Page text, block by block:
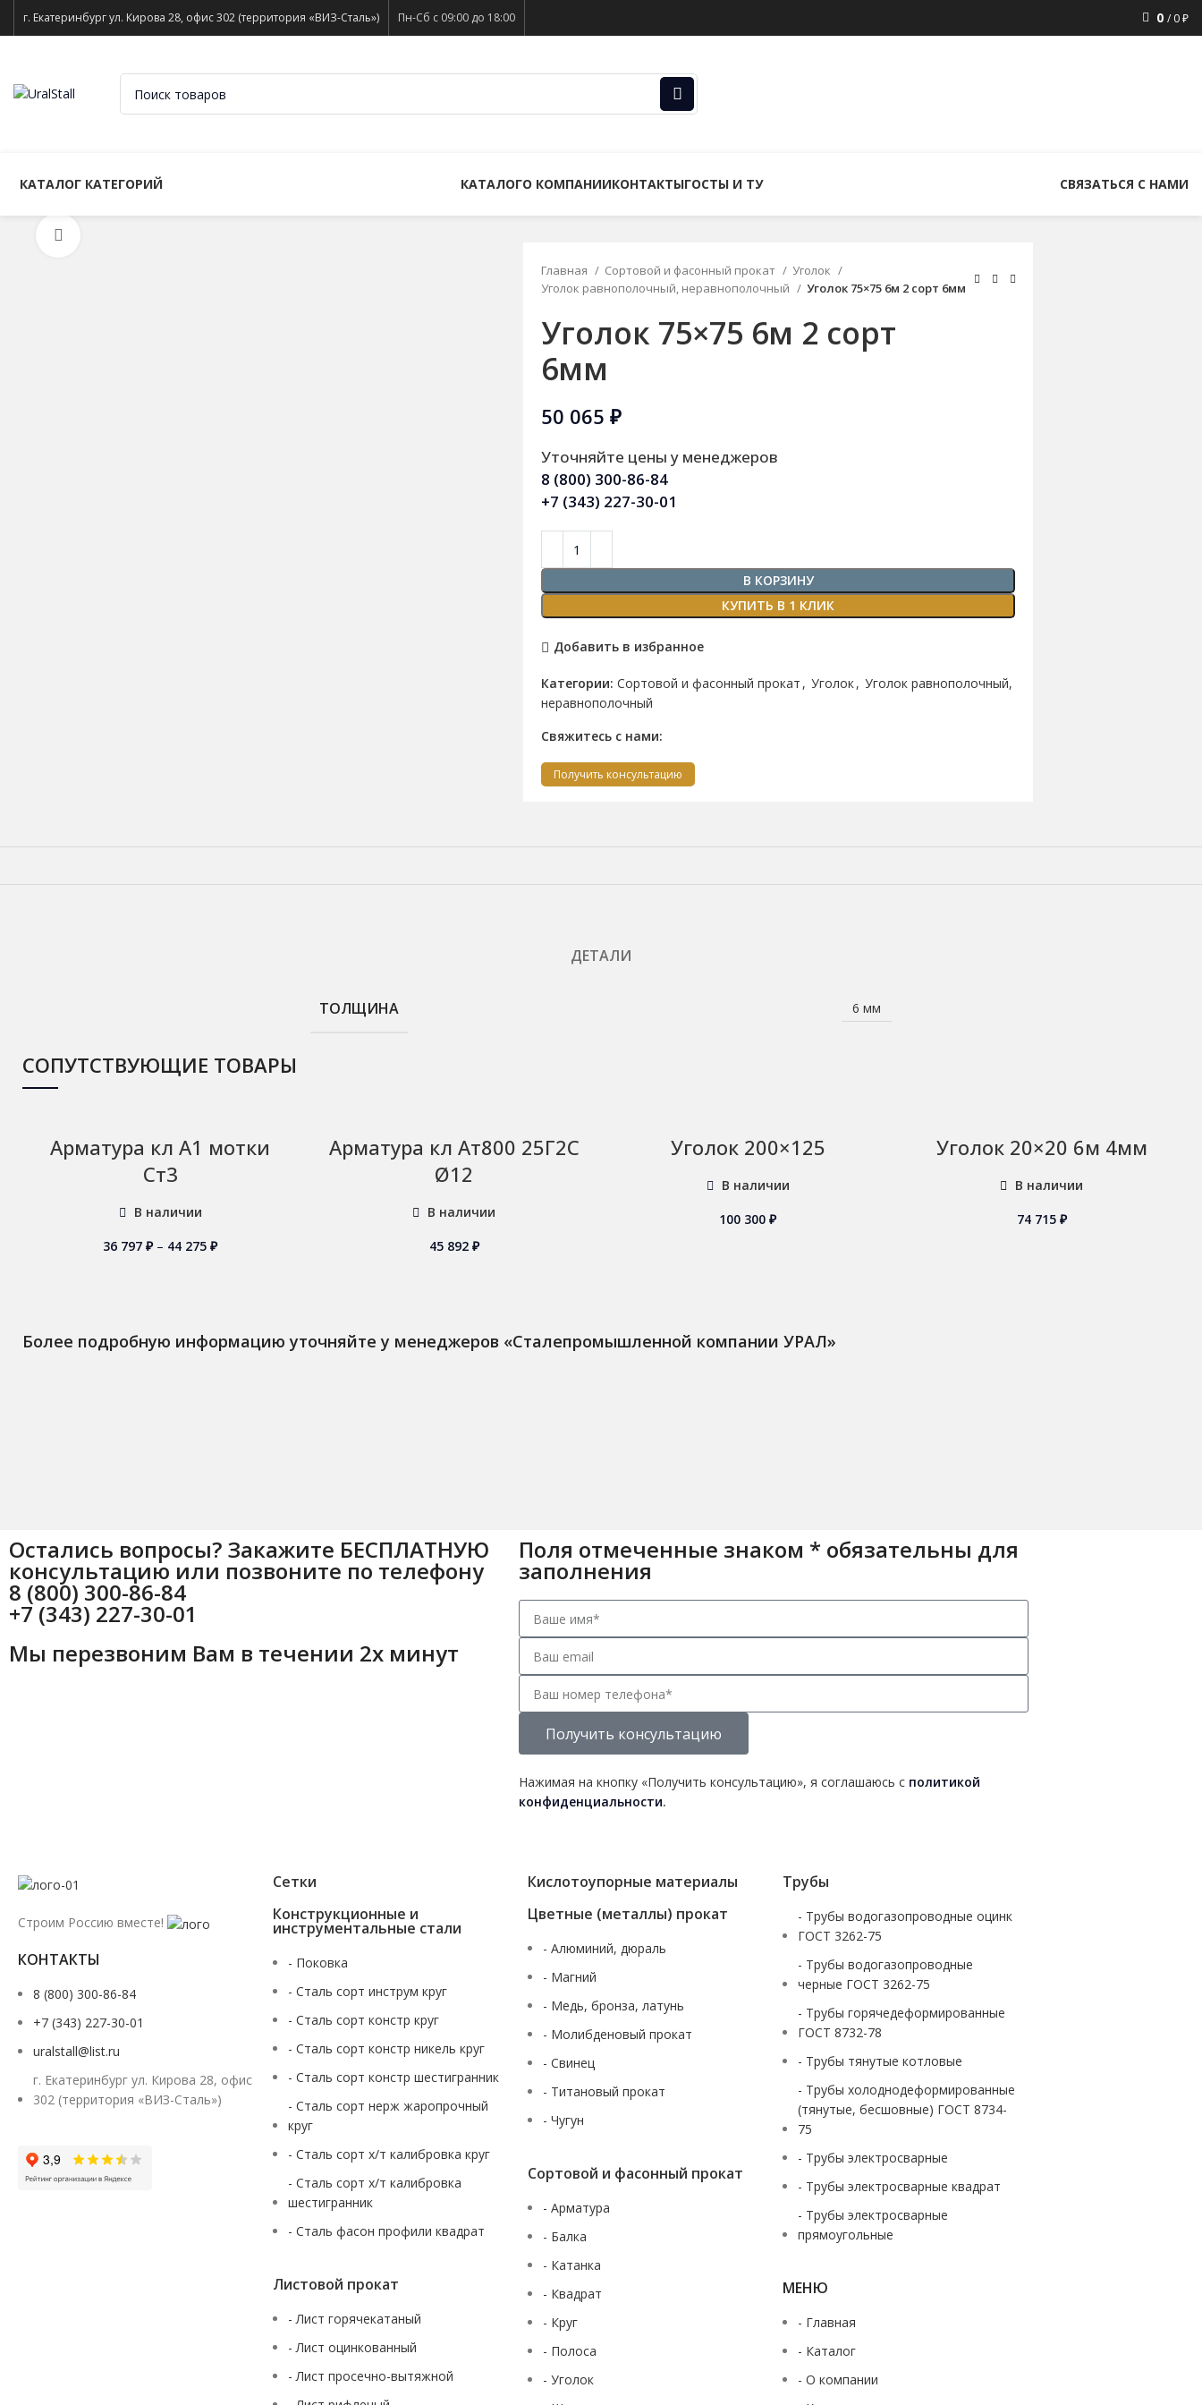
г. Екатеринбург ул. Кирова 28, офис 302 (территория «ВИЗ-Сталь») Пн-Сб с 09:00 до 18:00 0 / 0₽
КАТАЛОГ КАТЕГОРИЙ КАТАЛОГО КОМПАНИИКОНТАКТЫГОСТЫ И ТУ СВЯЗАТЬСЯ С НАМИ
Главная Сортовой и фасонный прокат
Уголок
Уголок равнополочный, неравнополочный
Уголок 75×75 6м 2 сорт 6мм
Уголок 75×75 6м 2 сорт
6мм
50 065 ₽
Уточняйте цены у менеджеров
8 (800) 300-86-84
+7 (343) 227-30-01
В КОРЗИНУ
КУПИТЬ В 1 КЛИК
Добавить в избранное
Категории: Сортовой и фасонный прокат , Уголок, Уголок равнополочный,
неравнополочный
Свяжитесь с нами:
Получить консультацию
ДЕТАЛИ
ТОЛЩИНА 6 мм
СОПУТСТВУЮЩИЕ ТОВАРЫ
Арматура кл А1 мотки
Ст3
В наличии
36 797₽ – 44 275₽
Арматура кл Ат800 25Г2С
Ø12
В наличии
45 892 ₽
Уголок 200×125
В наличии
100 300₽
Уголок 20×20 6м 4мм
В наличии
74 715 ₽
Более подробную информацию уточняйте у менеджеров «Сталепромышленной компании УРАЛ»
Остались вопросы? Закажите БЕСПЛАТНУЮ
консультацию или позвоните по телефону
8 (800) 300-86-84
+7 (343) 227-30-01
Мы перезвоним Вам в течении 2х минут
Поля отмеченные знаком * обязательны для
заполнения
Получить консультацию
Нажимая на кнопку «Получить консультацию», я соглашаюсь с политикой
конфиденциальности.
Строим Россию вместе!
КОНТАКТЫ
8 (800) 300-86-84
+7 (343) 227-30-01
uralstall@list.ru
г. Екатеринбург ул. Кирова 28, офис
302 (территория «ВИЗ-Сталь»)
Сетки
Конструкционные и
инструментальные стали
- Поковка
- Сталь сорт инструм круг
- Сталь сорт констр круг
- Сталь сорт констр никель круг
- Сталь сорт констр шестигранник
- Сталь сорт нерж жаропрочный
круг
- Сталь сорт х/т калибровка круг
- Сталь сорт х/т калибровка
шестигранник
- Сталь фасон профили квадрат
Листовой прокат
- Лист горячекатаный
- Лист оцинкованный
- Лист просечно-вытяжной
Кислотоупорные материалы
Цветные (металлы) прокат
- Алюминий, дюраль
- Магний
- Медь, бронза, латунь
- Молибденовый прокат
- Свинец
- Титановый прокат
- Чугун
Сортовой и фасонный прокат
- Арматура
- Балка
- Катанка
- Квадрат
- Круг
- Полоса
- Уголок
Трубы
- Трубы водогазопроводные оцинк
ГОСТ 3262-75
- Трубы водогазопроводные
черные ГОСТ 3262-75
- Трубы горячедеформированные
ГОСТ 8732-78
- Трубы тянутые котловые
- Трубы холоднодеформированные
(тянутые, бесшовные) ГОСТ 8734-
75
- Трубы электросварные
- Трубы электросварные квадрат
- Трубы электросварные
прямоугольные
МЕНЮ
- Главная
- Каталог
- О компании